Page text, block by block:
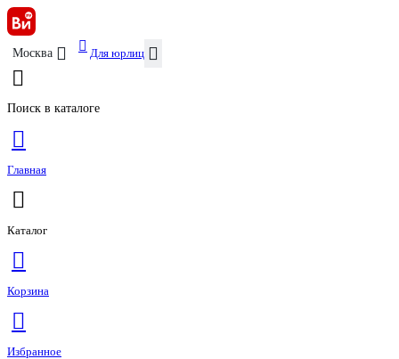
Москва Для юрлиц
Поиск в каталоге
Главная
Каталог
Корзина
Избранное